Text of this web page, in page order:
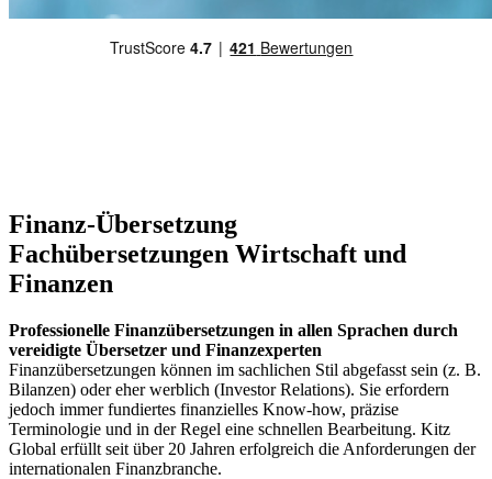
Finanz-Übersetzung
Fachübersetzungen Wirtschaft und
Finanzen
Professionelle Finanzübersetzungen in allen Sprachen durch
vereidigte Übersetzer und Finanzexperten
Finanzübersetzungen können im sachlichen Stil abgefasst sein (z. B.
Bilanzen) oder eher werblich (Investor Relations). Sie erfordern
jedoch immer fundiertes finanzielles Know-how, präzise
Terminologie und in der Regel eine schnellen Bearbeitung. Kitz
Global erfüllt seit über 20 Jahren erfolgreich die Anforderungen der
internationalen Finanzbranche.